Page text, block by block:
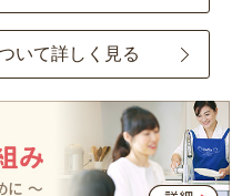
いて詳しく見る